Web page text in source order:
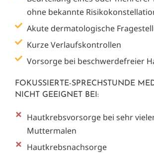
ohne bekannte
Akute dermatologische
Kurze Verlaufskontrollen
Vorsorge bei beschwerdefreier
FOKUSSIERTE-SPRECHSTUNDE
NICHT GEEIGNET BEI:
Hautkrebsvorsorge bei sehr
Muttermalen
Hautkrebsnachsorge